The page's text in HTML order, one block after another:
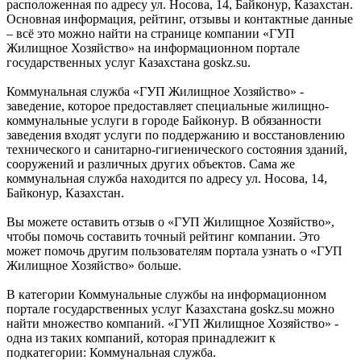
расположенная по адресу ул. Носова, 14, Байконур, Казахстан.
Основная информация, рейтинг, отзывы и контактные данные
– всё это можно найти на странице компании «ГУП
Жилищное Хозяйство» на информационном портале
государственных услуг Казахстана goskz.su.
Коммунальная служба «ГУП Жилищное Хозяйство» -
заведение, которое предоставляет специальные жилищно-
коммунальные услуги в городе Байконур. В обязанности
заведения входят услуги по поддержанию и восстановлению
технического и санитарно-гигиенического состояния зданий,
сооружений и различных других объектов. Сама же
коммунальная служба находится по адресу ул. Носова, 14,
Байконур, Казахстан.
Вы можете оставить отзыв о «ГУП Жилищное Хозяйство»,
чтобы помочь составить точный рейтинг компании. Это
может помочь другим пользователям портала узнать о «ГУП
Жилищное Хозяйство» больше.
В категории Коммунальные службы на информационном
портале государственных услуг Казахстана goskz.su можно
найти множество компаний. «ГУП Жилищное Хозяйство» -
одна из таких компаний, которая принадлежит к
подкатегории: Коммунальная служба.